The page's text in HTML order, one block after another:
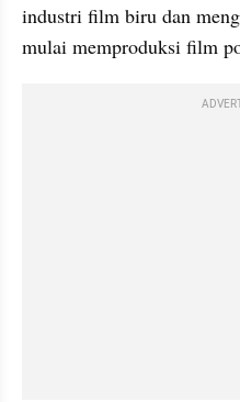
industri film biru dan
mulai memproduksi film